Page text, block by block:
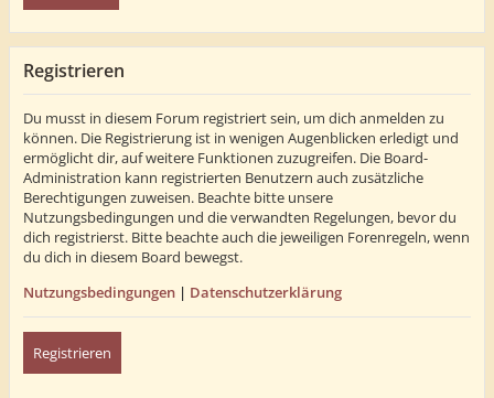
Registrieren
Du musst in diesem Forum registriert sein, um dich anmelden zu
können. Die Registrierung ist in wenigen Augenblicken erledigt und
ermöglicht dir, auf weitere Funktionen zuzugreifen. Die Board-
Administration kann registrierten Benutzern auch zusätzliche
Berechtigungen zuweisen. Beachte bitte unsere
Nutzungsbedingungen und die verwandten Regelungen, bevor du
dich registrierst. Bitte beachte auch die jeweiligen Forenregeln, wenn
du dich in diesem Board bewegst.
Nutzungsbedingungen | Datenschutzerklärung
Registrieren